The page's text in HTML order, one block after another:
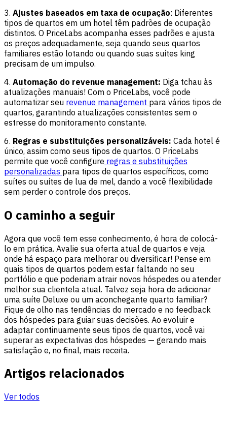
3. Ajustes baseados em taxa de ocupação: Diferentes
tipos de quartos em um hotel têm padrões de ocupação
distintos. O PriceLabs acompanha esses padrões e ajusta
os preços adequadamente, seja quando seus quartos
familiares estão lotando ou quando suas suítes king
precisam de um impulso.
4. Automação do revenue management: Diga tchau às
atualizações manuais! Com o PriceLabs, você pode
automatizar seu revenue management para vários tipos de
quartos, garantindo atualizações consistentes sem o
estresse do monitoramento constante.
6. Regras e substituições personalizáveis: Cada hotel é
único, assim como seus tipos de quartos. O PriceLabs
permite que você configure regras e substituições
personalizadas para tipos de quartos específicos, como
suítes ou suítes de lua de mel, dando a você flexibilidade
sem perder o controle dos preços.
O caminho a seguir
Agora que você tem esse conhecimento, é hora de colocá-
lo em prática. Avalie sua oferta atual de quartos e veja
onde há espaço para melhorar ou diversificar! Pense em
quais tipos de quartos podem estar faltando no seu
portfólio e que poderiam atrair novos hóspedes ou atender
melhor sua clientela atual. Talvez seja hora de adicionar
uma suíte Deluxe ou um aconchegante quarto familiar?
Fique de olho nas tendências do mercado e no feedback
dos hóspedes para guiar suas decisões. Ao evoluir e
adaptar continuamente seus tipos de quartos, você vai
superar as expectativas dos hóspedes — gerando mais
satisfação e, no final, mais receita.
Artigos relacionados
Ver todos